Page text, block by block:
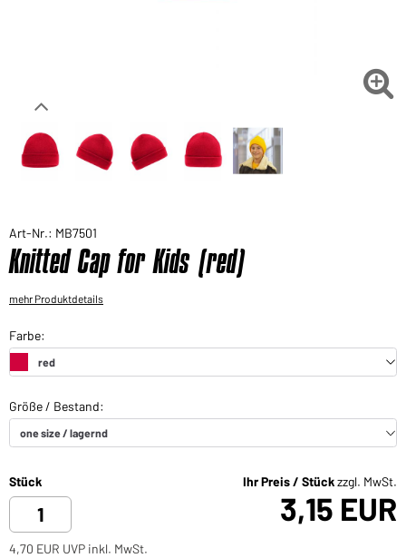

Art-Nr.: MB7501
Knitted Cap for Kids (red)
mehr Produktdetails
Stück Ihr Preis / Stückzzgl. MwSt.
3,15 EUR
4,70 EUR UVP inkl. MwSt.